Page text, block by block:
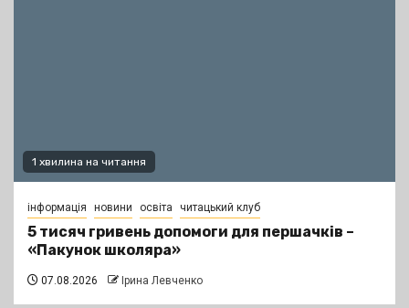
1 хвилина на читання
інформація новини освіта читацький клуб
5 тисяч гривень допомоги для першачків –
«Пакунок школяра»
07.08.2026 Ірина Левченко